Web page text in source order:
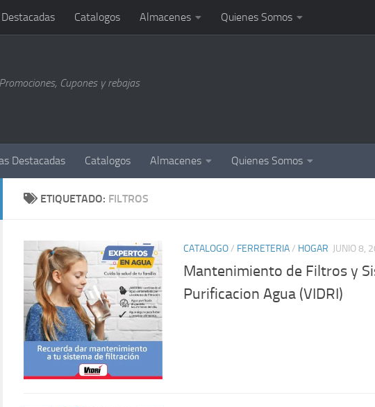
Catalogos Almacenes Quienes Somos
Cupones y rebajas
Destacadas Catalogos Almacenes Quienes Somos
ETIQUETADO: FILTROS
CATALOGO/ FERRETERIA/ HOGAR JUNIO 8,
Mantenimiento de Filtros y
Purificacion Agua (VIDRI)